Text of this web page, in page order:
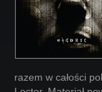
razem w całości